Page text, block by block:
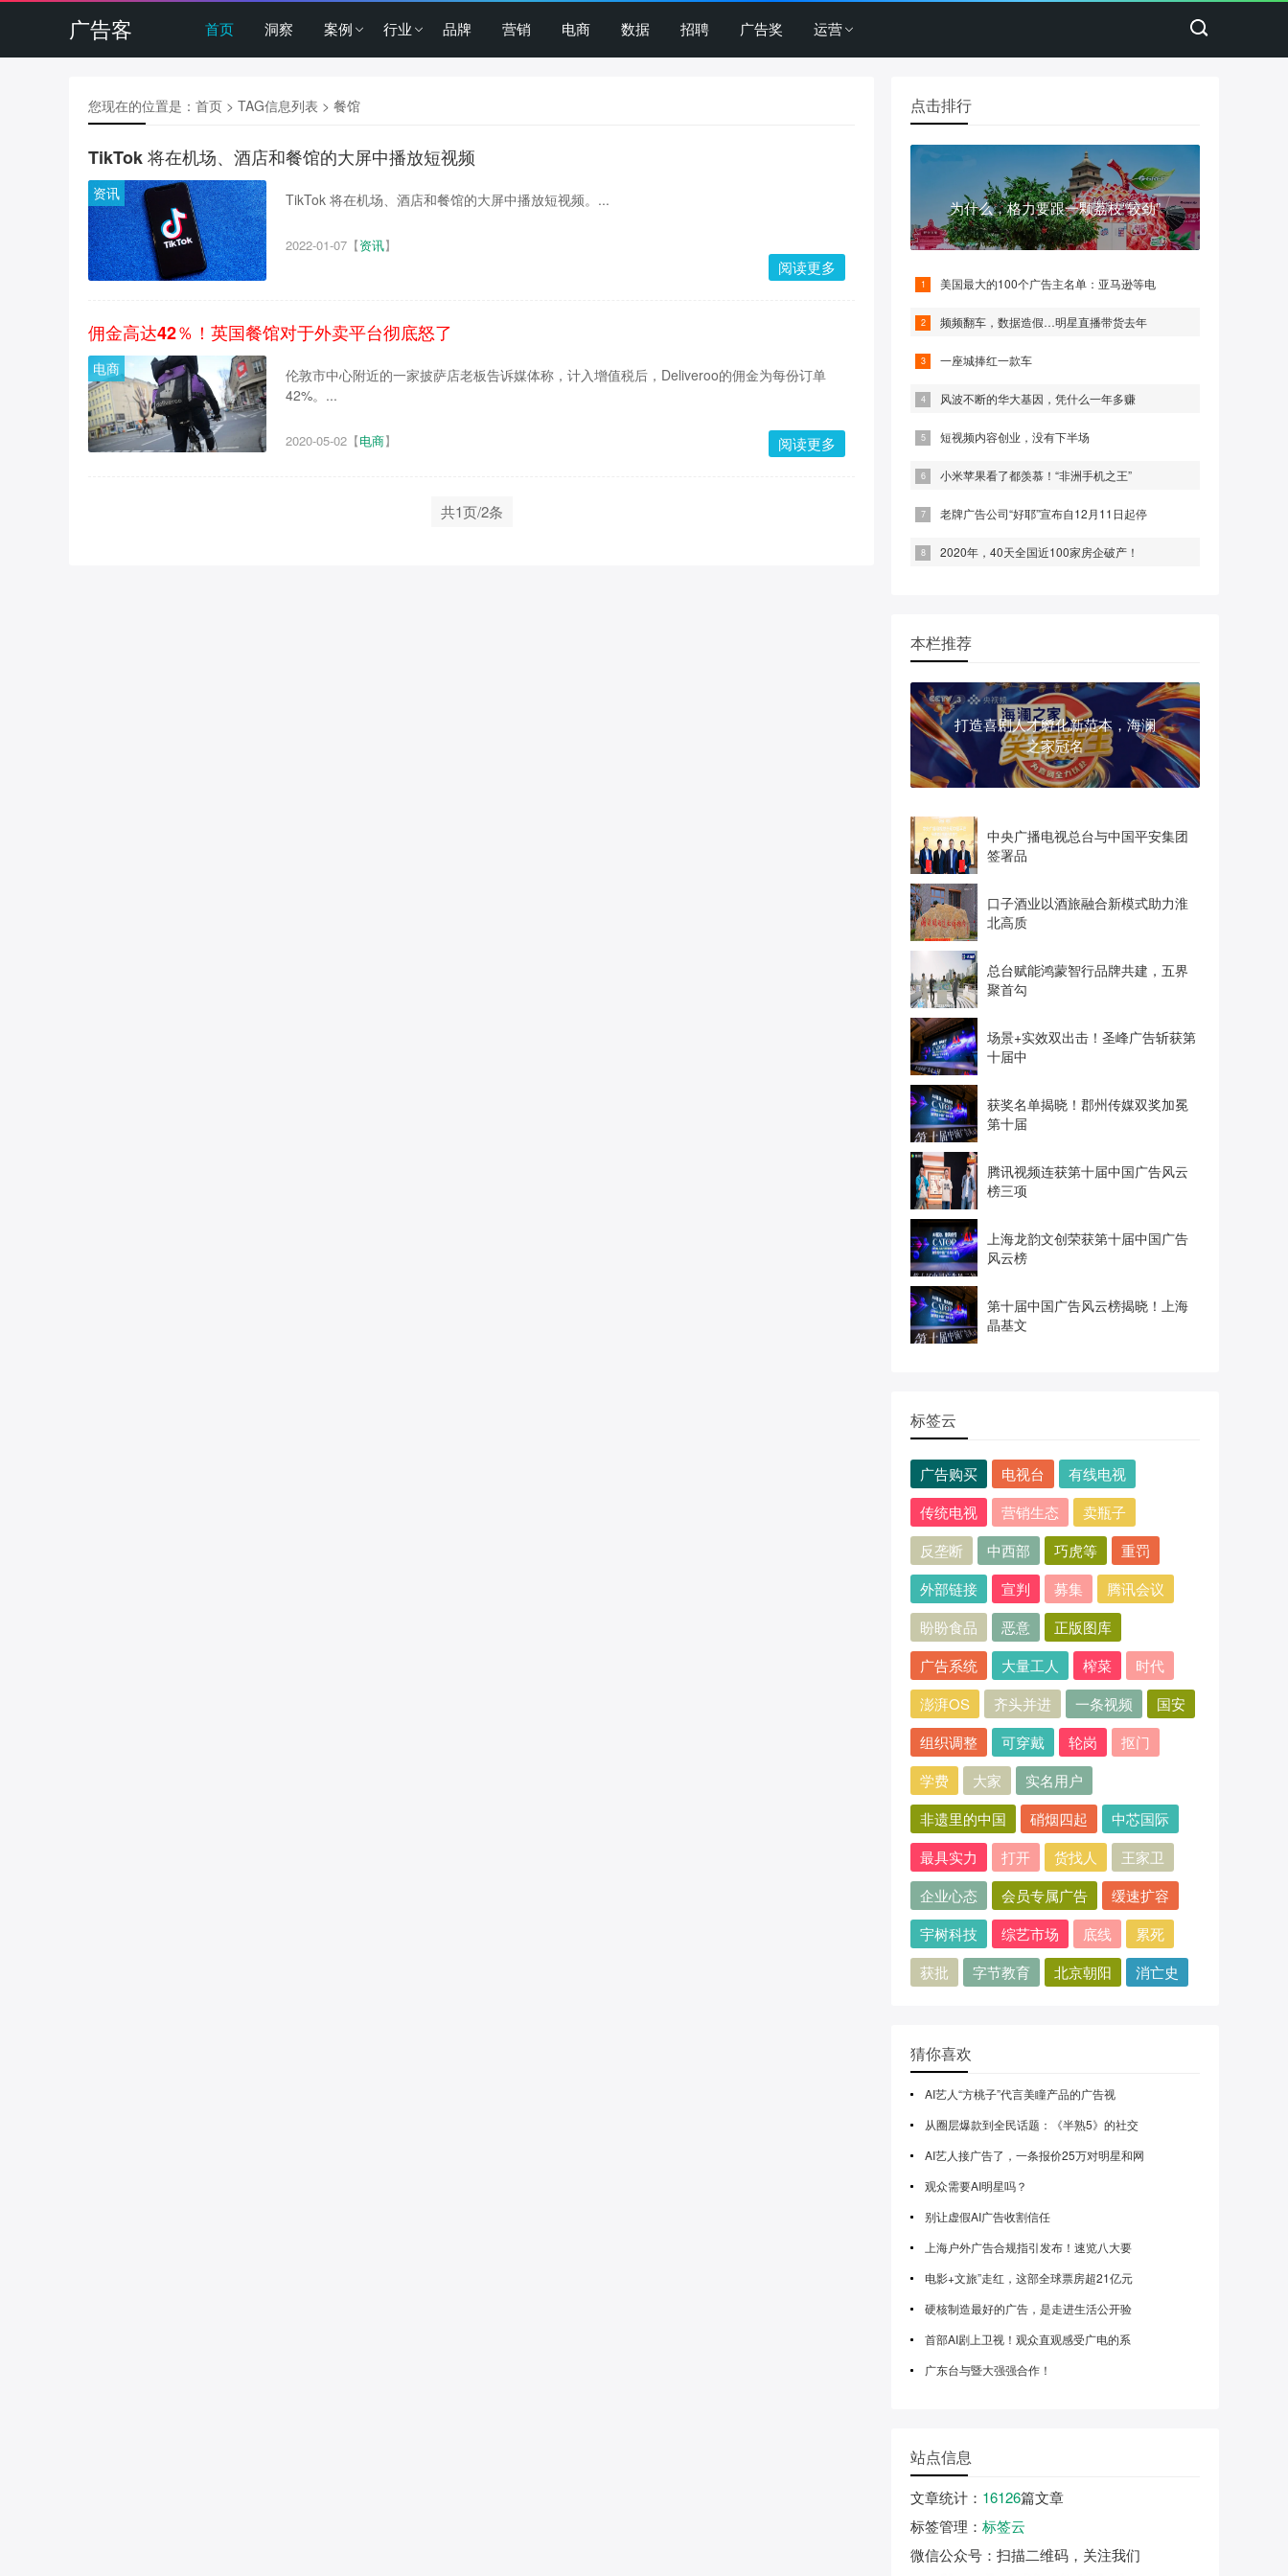
广告客 首页 洞察 案例 行业 品牌 营销 电商 数据 招聘 广告奖 运营
您现在的位置是： 首页 > TAG信息列表 > 餐馆
TikTok 将在机场、酒店和餐馆的大屏中播放短视频
资讯 TikTok 将在机场、酒店和餐馆的大屏中播放短视频。...
2022-01-07【资讯】
阅读更多
佣金高达42％！英国餐馆对于外卖平台彻底怒了
电商
伦敦市中心附近的一家披萨店老板告诉媒体称，计入增值税后，Deliveroo的佣金为每份订单
42%。...
2020-05-02【电商】 阅读更多
共1页/2条
点击排行
为什么，格力要跟一颗荔枝“较劲”
美国最大的100个广告主名单：亚马逊等电
频频翻车，数据造假…明星直播带货去年
一座城捧红一款车
风波不断的华大基因，凭什么一年多赚
短视频内容创业，没有下半场
小米苹果看了都羡慕！“非洲手机之王”
老牌广告公司“好耶”宣布自12月11日起停
2020年，40天全国近100家房企破产！
本栏推荐
打造喜剧人才孵化新范本，海澜
之家冠名
中央广播电视总台与中国平安集团
签署品
口子酒业以酒旅融合新模式助力淮
北高质
总台赋能鸿蒙智行品牌共建，五界
聚首勾
场景+实效双出击！圣峰广告斩获第
十届中
获奖名单揭晓！郡州传媒双奖加冕
第十届
腾讯视频连获第十届中国广告风云
榜三项
上海龙韵文创荣获第十届中国广告
风云榜
第十届中国广告风云榜揭晓！上海
晶基文
标签云
广告购买 电视台
有线电视
传统电视
营销生态
卖瓶子
反垄断
中西部 巧虎等
重罚
外部链接
宣判 募集
腾讯会议
盼盼食品
恶意
正版图库
广告系统
大量工人 榨菜
时代
澎湃OS
齐头并进 一条视频
国安
组织调整
可穿戴 轮岗
抠门
学费
大家
实名用户
非遗里的中国
硝烟四起
中芯国际
最具实力
打开 货找人
王家卫
企业心态
会员专属广告
缓速扩容
宇树科技
综艺市场 底线
累死
获批
字节教育 北京朝阳 消亡史
猜你喜欢
AI艺人“方桃子”代言美瞳产品的广告视
从圈层爆款到全民话题：《半熟5》的社交
AI艺人接广告了，一条报价25万对明星和网
观众需要AI明星吗？
别让虚假AI广告收割信任
上海户外广告合规指引发布！速览八大要
电影+文旅”走红，这部全球票房超21亿元
硬核制造最好的广告，是走进生活公开验
首部AI剧上卫视！观众直观感受广电的系
广东台与暨大强强合作！
站点信息
文章统计 ： 16126篇文章
标签管理 ： 标签云
微信公众号 ：扫描二维码，关注我们